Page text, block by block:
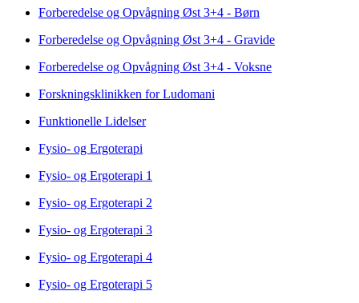
Forberedelse og Opvågning Øst 3+4 - Børn
Forberedelse og Opvågning Øst 3+4 - Gravide
Forberedelse og Opvågning Øst 3+4 - Voksne
Forskningsklinikken for Ludomani
Funktionelle Lidelser
Fysio- og Ergoterapi
Fysio- og Ergoterapi 1
Fysio- og Ergoterapi 2
Fysio- og Ergoterapi 3
Fysio- og Ergoterapi 4
Fysio- og Ergoterapi 5